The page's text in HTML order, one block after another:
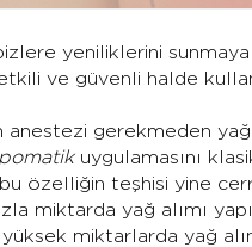
yeniliklerini
ve güvenli halde
gerekmeden
uygulamasını
özelliğin teşhisi yine
yağ alımı
miktarlarda yağ